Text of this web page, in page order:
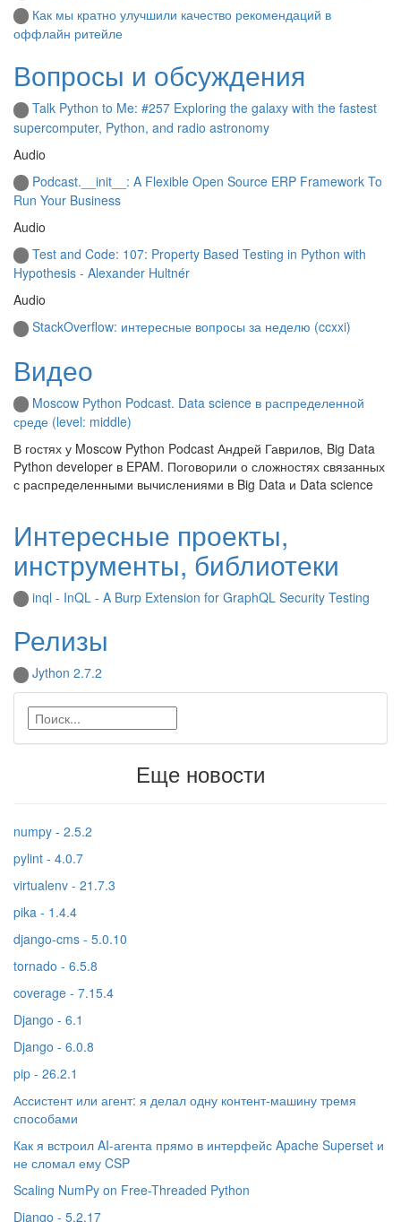
Как мы кратно улучшили качество рекомендаций в
оффлайн ритейле
Вопросы и обсуждения
Talk Python to Me: #257 Exploring the galaxy with the fastest
supercomputer, Python, and radio astronomy
Audio
Podcast.__init__: A Flexible Open Source ERP Framework To
Run Your Business
Audio
Test and Code: 107: Property Based Testing in Python with
Hypothesis - Alexander Hultnér
Audio
StackOverflow: интересные вопросы за неделю (ccxxi)
Видео
Moscow Python Podcast. Data science в распределенной
среде (level: middle)
В гостях у Moscow Python Podcast Андрей Гаврилов, Big Data
Python developer в EPAM. Поговорили о сложностях связанных
с распределенными вычислениями в Big Data и Data science
Интересные проекты,
инструменты, библиотеки
inql - InQL - A Burp Extension for GraphQL Security Testing
Релизы
Jython 2.7.2
Еще новости
numpy - 2.5.2
pylint - 4.0.7
virtualenv - 21.7.3
pika - 1.4.4
django-cms - 5.0.10
tornado - 6.5.8
coverage - 7.15.4
Django - 6.1
Django - 6.0.8
pip - 26.2.1
Ассистент или агент: я делал одну контент-машину тремя
способами
Как я встроил AI‑агента прямо в интерфейс Apache Superset и
не сломал ему CSP
Scaling NumPy on Free-Threaded Python
Django - 5.2.17